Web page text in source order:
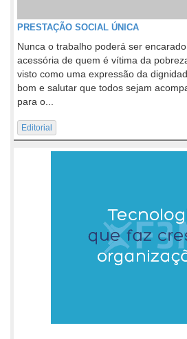
PRESTAÇÃO SOCIAL ÚNICA
Nunca o trabalho poderá ser
acessória de quem é vítima da
visto como uma expressão da
bom e salutar que todos sejam
para o...
Editorial